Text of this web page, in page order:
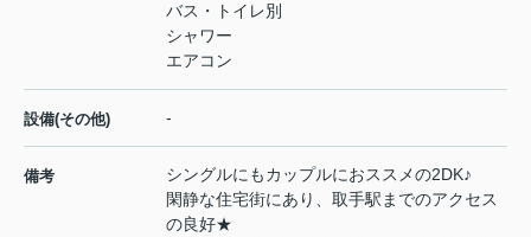
バス・トイレ別
シャワー
エアコン
設備(その他) -
備考
シングルにもカップルにおススメの2DK♪
閑静な住宅街にあり、取手駅までのアクセス
の良好★